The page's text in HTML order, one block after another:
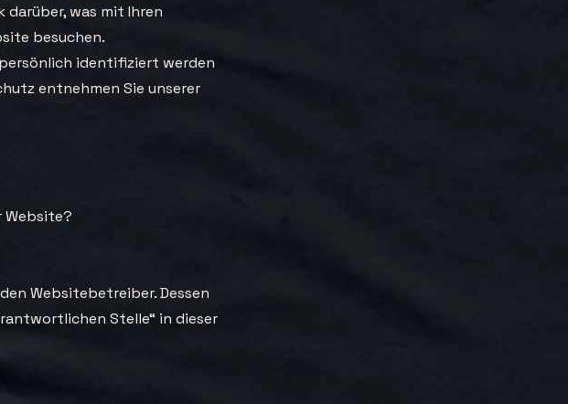
was mit Ihren
besuchen.
identifiziert werden
entnehmen Sie unserer
Website?
Websitebetreiber. Dessen
Stelle“ in dieser